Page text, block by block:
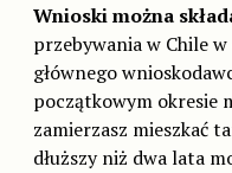
Wnioski można
przebywania w Chile
głównego
początkowym okresie
zamierzasz mieszkać
dłuższy niż dwa lata